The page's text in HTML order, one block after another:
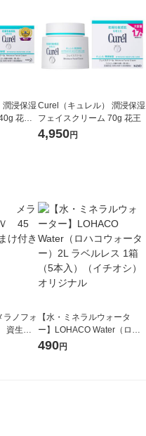
潤浸保湿
花
Curel（キュレル） 潤浸保湿
フェイスクリーム 70g 花王
4,950円
ノフォ
資生
【水・ミネラルウォータ
ー】LOHACO Water（ロハ
コウォーター）2L ラベルレ
490円